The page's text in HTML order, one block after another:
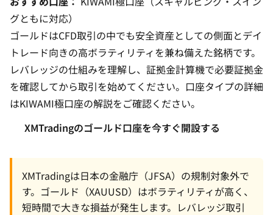
グともに対応）
ゴールドはCFD取引の中でも安全資産としての側面とデイ
トレード向きの高ボラティリティを兼ね備えた銘柄です。
レバレッジの仕組みを理解し、 証拠金計算機で必要証拠金
を確認してから取引を始めてください。口座タイプの詳細
はKIWAMI極口座の解説をご確認ください。
XMTradingのゴールド口座を今すぐ開設する
XMTradingは日本の金融庁（JFSA）の規制対象外で
す。ゴールド（XAUUSD）はボラティリティが高く、
短時間で大きな損益が発生します。レバレッジ取引